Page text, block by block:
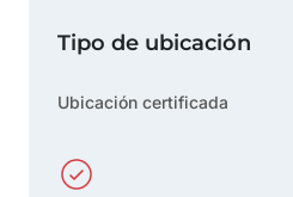
Tipo de ubicación
Ubicación certificada